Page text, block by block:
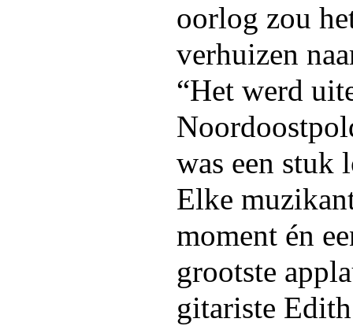
oorlog zou
verhuizen
“Het werd
was een stuk
Elke
moment én
grootste
gitariste